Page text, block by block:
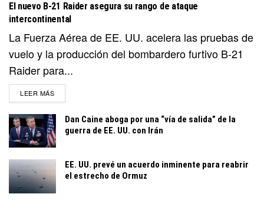
El nuevo B-21 Raider asegura su rango de ataque
intercontinental
La Fuerza Aérea de EE. UU. acelera las pruebas de
vuelo y la producción del bombardero furtivo B-21
Raider para...
LEER MÁSDETAILS
Dan Caine aboga por una “vía de salida” de la
guerra de EE. UU. con Irán
EE. UU. prevé un acuerdo inminente para reabrir
el estrecho de Ormuz